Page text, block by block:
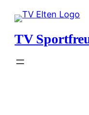
Inhalt
springen
TV